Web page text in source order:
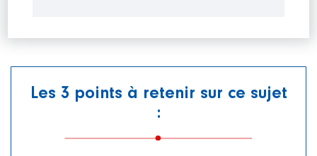
Les 3 points à retenir sur ce sujet
: